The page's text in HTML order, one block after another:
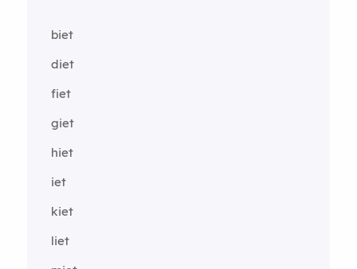
biet
diet
fiet
giet
hiet
iet
kiet
liet